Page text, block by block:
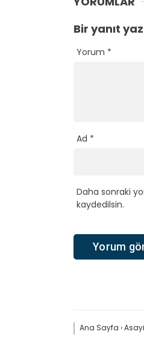
Bir yanıt
Yorum *
Ad *
Daha sonraki
kaydedilsin.
Ana Sayfa ›